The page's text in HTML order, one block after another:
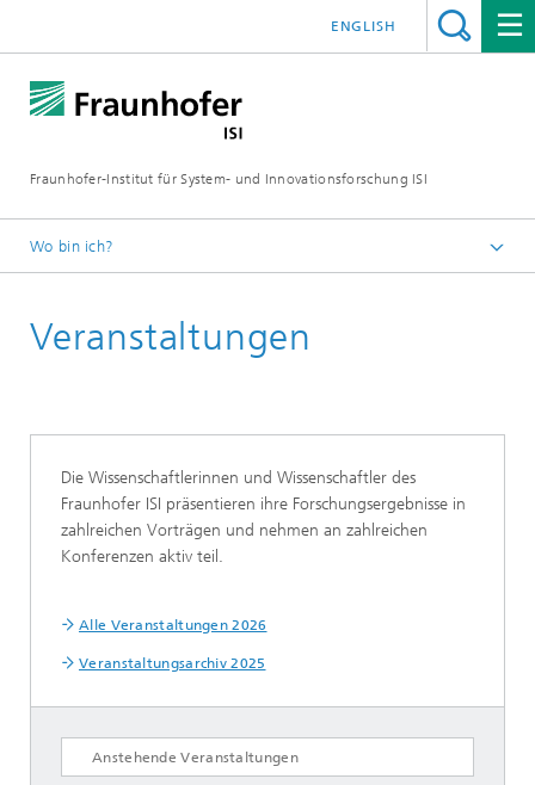
Fraunhofer-Institut für System- und Innovationsforschung ISI
ENGLISH
Wo bin ich?
Veranstaltungen
Die Wissenschaftlerinnen und Wissenschaftler des
Fraunhofer ISI präsentieren ihre Forschungsergebnisse in
zahlreichen Vorträgen und nehmen an zahlreichen
Konferenzen aktiv teil.
Alle Veranstaltungen 2026
Veranstaltungsarchiv 2025